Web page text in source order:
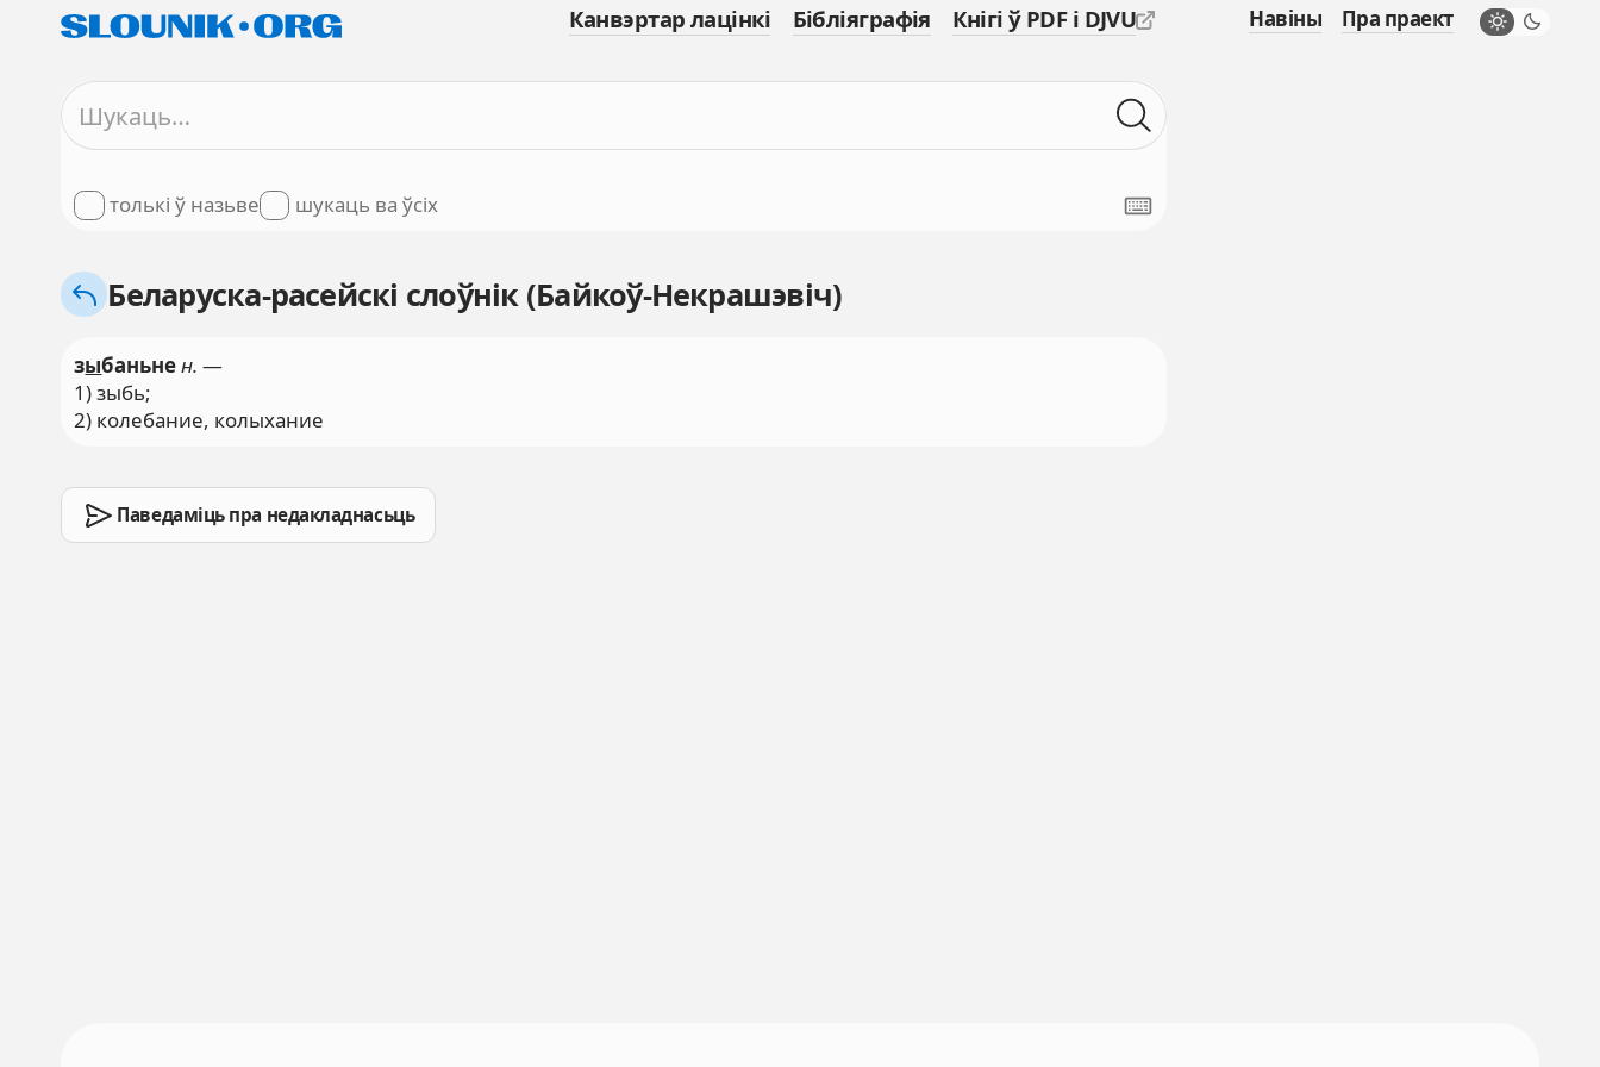
Канвэртар лацінкі Бібліяграфія Кнігі ў PDF і DJVU Навіны Пра праект
толькі ў назьве шукаць ва ўсіх
Беларуска-расейскі слоўнік (Байкоў-Некрашэвіч)
зыбаньнен. —
1) зыбь;
2) колебание, колыхание
Паведаміць пра недакладнасьць